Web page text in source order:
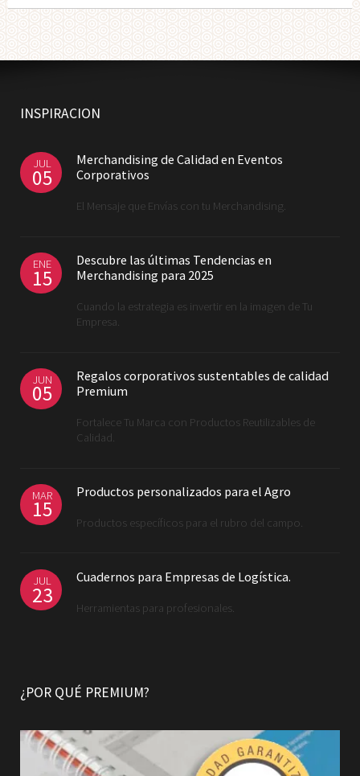
INSPIRACION
JUL
05
Merchandising de Calidad en Eventos
Corporativos
El Mensaje que Envías con tu Merchandising.
ENE
15
Descubre las últimas Tendencias en
Merchandising para 2025
Cuando la estrategia es invertir en la imagen de Tu
Empresa.
JUN
05
Regalos corporativos sustentables de calidad
Premium
Fortalece Tu Marca con Productos Reutilizables de
Calidad.
MAR
15
Productos personalizados para el Agro
Productos específicos para el rubro del campo.
JUL
23
Cuadernos para Empresas de Logística.
Herramientas para profesionales.
¿POR QUÉ PREMIUM?